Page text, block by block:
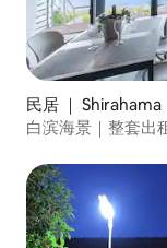
民居 ｜ Shirahama
白滨海景｜整套出